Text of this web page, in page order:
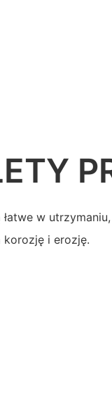
łatwe w
korozję i erozję.